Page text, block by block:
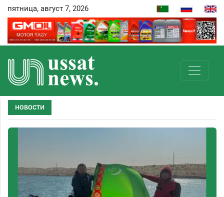
пятница, август 7, 2026
НОВОСТИ